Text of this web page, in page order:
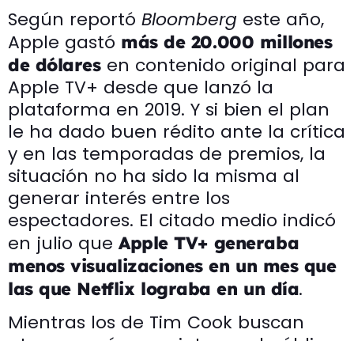
Según reportó Bloomberg este año,
Apple gastó más de 20.000 millones
de dólaresen contenido original para
Apple TV+ desde que lanzó la
plataforma en 2019. Y si bien el plan
le ha dado buen rédito ante la crítica
y en las temporadas de premios, la
situación no ha sido la misma al
generar interés entre los
espectadores. El citado medio indicó
en julio que Apple TV+ generaba
menos visualizaciones en un mes que
las que Netflix lograba en un día.
Mientras los de Tim Cook buscan